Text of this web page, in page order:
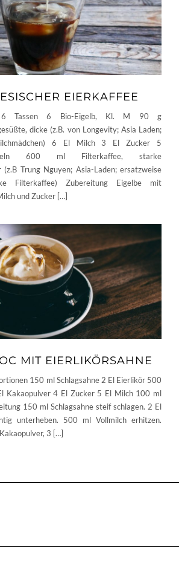
EIERKAFFEE
6 Tassen 6 Bio-Eigelb, Kl. M 90 g
dicke (z.B. von Longevity; Asia Laden;
6 El Milch 3 El Zucker 5
600 ml Filterkaffee, starke
(z.B Trung Nguyen; Asia-Laden; ersatzweise
Filterkaffee) Zubereitung Eigelbe mit
und Zucker […]
MIT EIERLIKÖRSAHNE
150 ml Schlagsahne 2 El Eierlikör 500
Kakaopulver 4 El Zucker 5 El Milch 100 ml
150 ml Schlagsahne steif schlagen. 2 El
unterheben. 500 ml Vollmilch erhitzen.
3 […]